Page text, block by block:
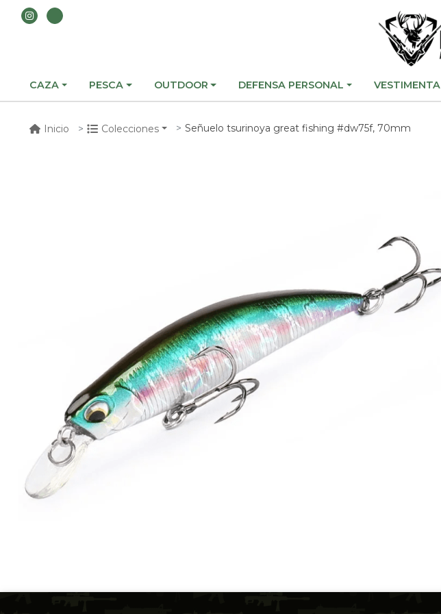
CAZA PESCA OUTDOOR DEFENSA PERSONAL VESTIMENTA
Inicio Colecciones Señuelo tsurinoya great fishing #dw75f, 70mm